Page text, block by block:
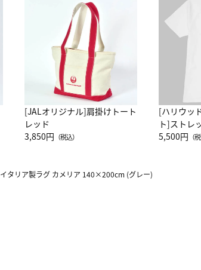
[JALオリジナル]肩掛けトート
レッド
3,850円 （税込）
[ハリウッ
ト]ストレ
ーネック
5,500円 （
イタリア製ラグ カメリア 140×200cm (グレー)